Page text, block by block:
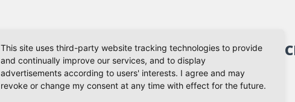
Standard
This site uses third-party website tracking technologies to provide
and continually improve our services, and to display
advertisements according to users' interests. I agree and may
revoke or change my consent at any time with effect for the future.